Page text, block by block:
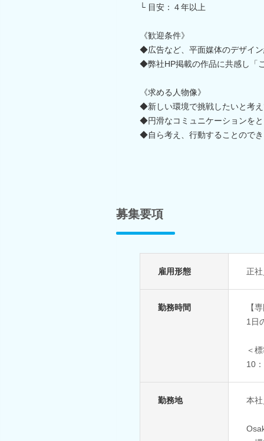
└ 目安：４年以上
《歓迎条件》
◆広告など、平面媒体のデザイ
◆弊社HP掲載の作品に共感し「
《求める人物像》
◆新しい環境で挑戦したいと考
◆円滑なコミュニケーションを
◆自ら考え、行動することので
募集要項
雇用形態 正
勤務時間
【
1日
＜
10
勤務地 本